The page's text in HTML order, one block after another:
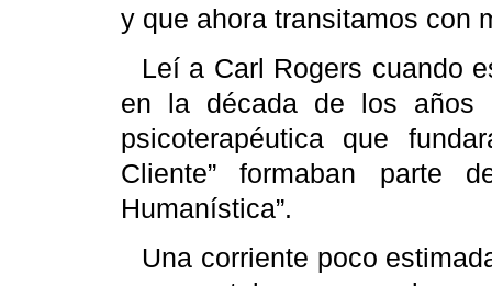
y que ahora transitamos con
Leí a Carl Rogers cuando
en la década de los
psicoterapéutica que
Cliente” formaban parte
Humanística”.
Una corriente poco